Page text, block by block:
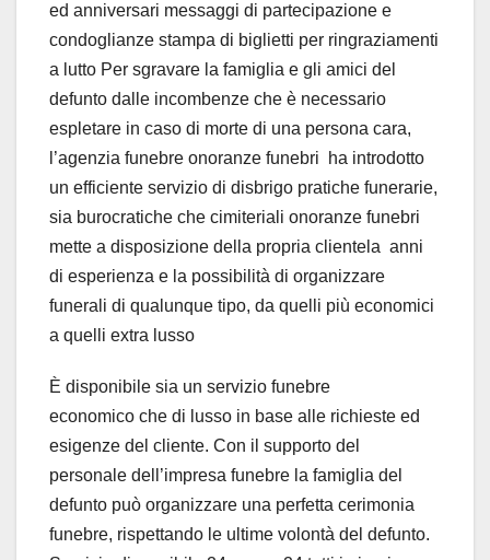
ed anniversari messaggi di partecipazione e
condoglianze stampa di biglietti per ringraziamenti
a lutto Per sgravare la famiglia e gli amici del
defunto dalle incombenze che è necessario
espletare in caso di morte di una persona cara,
l’agenzia funebre onoranze funebri ha introdotto
un efficiente servizio di disbrigo pratiche funerarie,
sia burocratiche che cimiteriali onoranze funebri
mette a disposizione della propria clientela anni
di esperienza e la possibilità di organizzare
funerali di qualunque tipo, da quelli più economici
a quelli extra lusso
È disponibile sia un servizio funebre
economico che di lusso in base alle richieste ed
esigenze del cliente. Con il supporto del
personale dell’impresa funebre la famiglia del
defunto può organizzare una perfetta cerimonia
funebre, rispettando le ultime volontà del defunto.